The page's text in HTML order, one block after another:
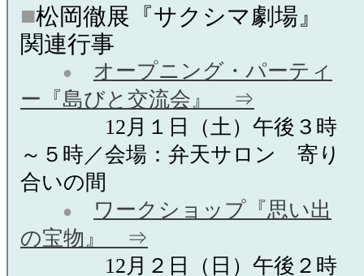
■松岡徹展『サクシマ劇場』
関連行事
●
オープニング・パーティ
ー『島びと交流会』 ⇒
12月１日（土）午後３時
～５時／会場：弁天サロン 寄り
合いの間
●
ワークショップ『思い出
の宝物』 ⇒
12月２日（日）午後２時